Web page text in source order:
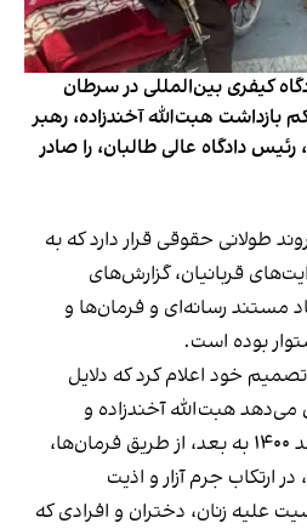
کیفری بین‌المللی در سرطان
بازداشت هبت‌الله آخندزاده، رهبر
دادگاه عالی طالبان، را صادر
طولانی حقوقی قرار دارد که به
قربانیان، گزارش‌های
مستند رسانه‌ای و فرمان‌ها و
بوده است.
خود اعلام کرد که دلایل
هبت‌الله آخندزاده و
عبدالحکیم حقانی از ۲۴ اسد ۱۴۰۰ به بعد، از طریق فرمان‌ها،
ارتکاب جرم آزار و اذیت
علیه زنان، دختران و افرادی که